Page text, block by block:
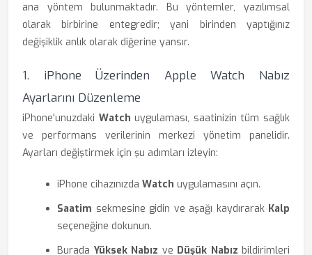
ana yöntem bulunmaktadır. Bu yöntemler, yazılımsal
olarak birbirine entegredir; yani birinden yaptığınız
değişiklik anlık olarak diğerine yansır.
1. iPhone Üzerinden Apple Watch Nabız
Ayarlarını Düzenleme
iPhone'unuzdaki Watch uygulaması, saatinizin tüm sağlık
ve performans verilerinin merkezi yönetim panelidir.
Ayarları değiştirmek için şu adımları izleyin:
iPhone cihazınızda Watch uygulamasını açın.
Saatim sekmesine gidin ve aşağı kaydırarak Kalp
seçeneğine dokunun.
Burada Yüksek Nabız ve Düşük Nabız bildirimleri